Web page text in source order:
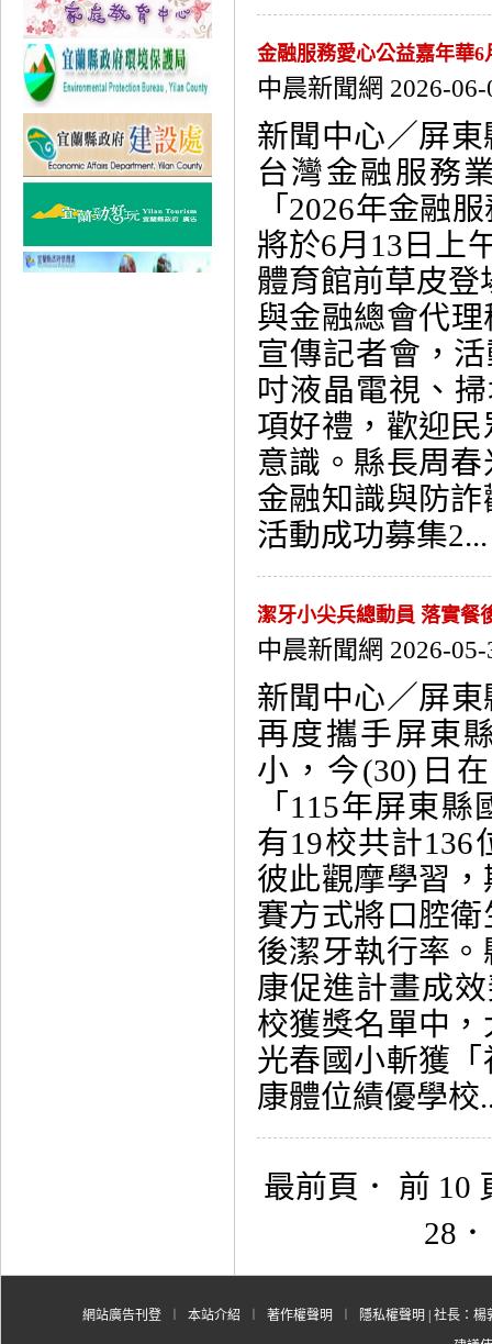
金融服務愛心公益嘉年華
中晨新聞網 2026-06-
新聞中心／屏
台灣金融服務
「2026年金融
將於6月13日上
體育館前草皮
與金融總會代
宣傳記者會，
吋液晶電視、
項好禮，歡迎
意識。縣長周
金融知識與防
活動成功募集
潔牙小尖兵總動員 落實餐
中晨新聞網 2026-05-
新聞中心／屏
再度攜手屏東
小，今(30)日
「115年屏東
有19校共計136
彼此觀摩學習
賽方式將口腔
後潔牙執行率
康促進計畫成
校獲獎名單中
光春國小斬獲
康體位績優學校
最前頁 ． 前 10
28
網站廣告刊登 本站介紹 著作權聲明 隱私權聲明 | 社長：